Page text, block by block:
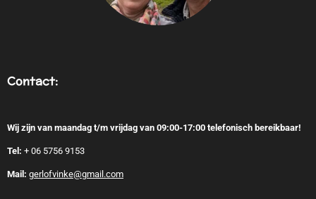
Contact:
Wij zijn van maandag t/m vrijdag van 09:00-17:00 telefonisch bereikbaar!
Tel: + 06 5756 9153
Mail: gerlofvinke@gmail.com